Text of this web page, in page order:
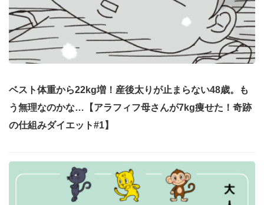
ベスト体重から22kg増！産後太りが止まらない48歳。も
う無理なのかな…【アラフィフ母さんが7kg痩せた！奇跡
の仕組みダイエット#1】